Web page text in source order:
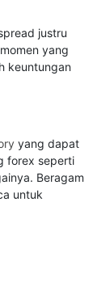
justru
yang
keuntungan
yang dapat
forex seperti
Beragam
untuk